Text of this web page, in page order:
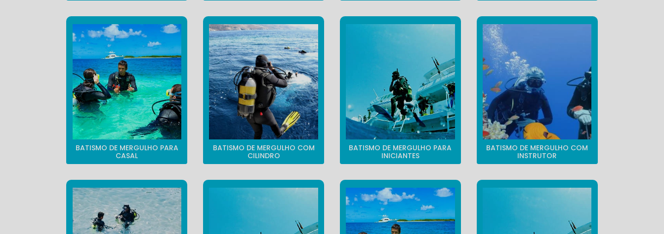
BATISMO DE MERGULHO PARA
CASAL
BATISMO DE MERGULHO COM
CILINDRO
BATISMO DE MERGULHO PARA
INICIANTES
BATISMO DE MERGULHO COM
INSTRUTOR